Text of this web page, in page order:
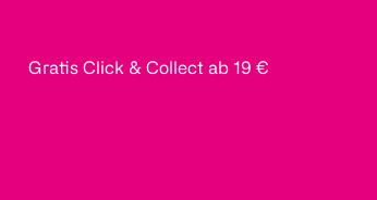
Gratis Click & Collect ab 19 €